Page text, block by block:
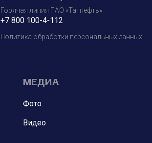
Горячая линия ПАО «Татнефть»
+7 800 100-4-112
Политика обработки персональных данных
МЕДИА
Фото
Видео